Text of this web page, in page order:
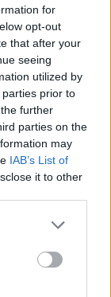
for
opt-out
that after your
seeing
utilized by
prior to
further
parties on the
may
IAB’s List of
it to other
more Google
may click to
party tags to
below Google